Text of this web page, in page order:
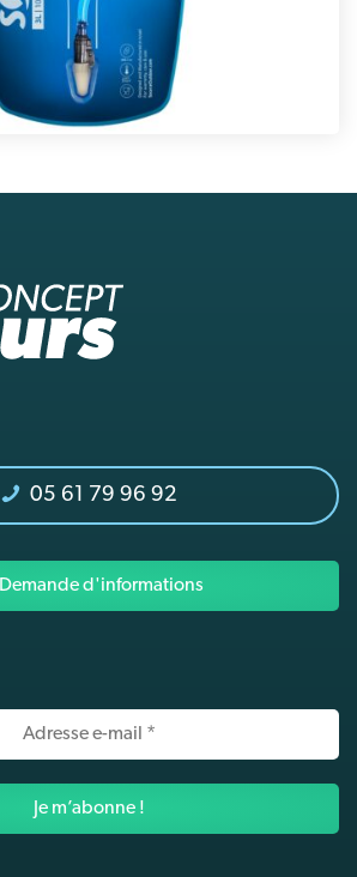
05 61 79 96 92
Demande d'informations